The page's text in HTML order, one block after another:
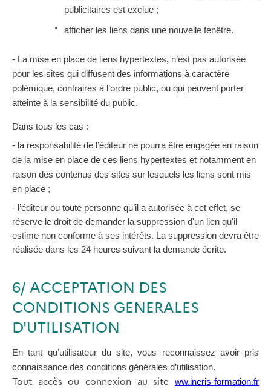
publicitaires est exclue ;
afficher les liens dans une nouvelle fenêtre.
- La mise en place de liens hypertextes, n’est pas autorisée
pour les sites qui diffusent des informations à caractère
polémique, contraires à l’ordre public, ou qui peuvent porter
atteinte à la sensibilité du public.
Dans tous les cas :
- la responsabilité de l’éditeur ne pourra être engagée en raison
de la mise en place de ces liens hypertextes et notamment en
raison des contenus des sites sur lesquels les liens sont mis
en place ;
- l’éditeur ou toute personne qu’il a autorisée à cet effet, se
réserve le droit de demander la suppression d'un lien qu'il
estime non conforme à ses intérêts. La suppression devra être
réalisée dans les 24 heures suivant la demande écrite.
6/ ACCEPTATION DES
CONDITIONS GENERALES
D'UTILISATION
En tant qu’utilisateur du site, vous reconnaissez avoir pris
connaissance des conditions générales d’utilisation.
Tout accès ou connexion au site
ww.ineris-formation.fr